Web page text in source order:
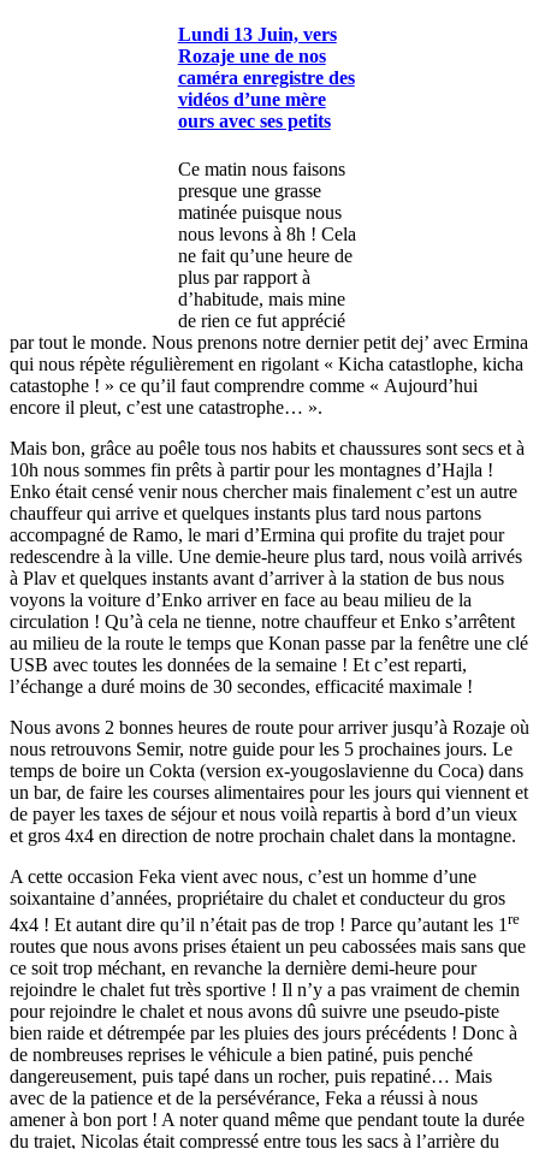
Lundi 13 Juin, vers
Rozaje une de nos
caméra enregistre des
vidéos d’une mère
ours avec ses petits
Ce matin nous faisons
presque une grasse
matinée puisque nous
nous levons à 8h ! Cela
ne fait qu’une heure de
plus par rapport à
d’habitude, mais mine
de rien ce fut apprécié
par tout le monde. Nous prenons notre dernier petit dej’ avec Ermina
qui nous répète régulièrement en rigolant « Kicha catastlophe, kicha
catastophe ! » ce qu’il faut comprendre comme « Aujourd’hui
encore il pleut, c’est une catastrophe… ».
Mais bon, grâce au poêle tous nos habits et chaussures sont secs et à
10h nous sommes fin prêts à partir pour les montagnes d’Hajla !
Enko était censé venir nous chercher mais finalement c’est un autre
chauffeur qui arrive et quelques instants plus tard nous partons
accompagné de Ramo, le mari d’Ermina qui profite du trajet pour
redescendre à la ville. Une demie-heure plus tard, nous voilà arrivés
à Plav et quelques instants avant d’arriver à la station de bus nous
voyons la voiture d’Enko arriver en face au beau milieu de la
circulation ! Qu’à cela ne tienne, notre chauffeur et Enko s’arrêtent
au milieu de la route le temps que Konan passe par la fenêtre une clé
USB avec toutes les données de la semaine ! Et c’est reparti,
l’échange a duré moins de 30 secondes, efficacité maximale !
Nous avons 2 bonnes heures de route pour arriver jusqu’à Rozaje où
nous retrouvons Semir, notre guide pour les 5 prochaines jours. Le
temps de boire un Cokta (version ex-yougoslavienne du Coca) dans
un bar, de faire les courses alimentaires pour les jours qui viennent et
de payer les taxes de séjour et nous voilà repartis à bord d’un vieux
et gros 4x4 en direction de notre prochain chalet dans la montagne.
A cette occasion Feka vient avec nous, c’est un homme d’une
soixantaine d’années, propriétaire du chalet et conducteur du gros
4x4 ! Et autant dire qu’il n’était pas de trop ! Parce qu’autant les 1 re
routes que nous avons prises étaient un peu cabossées mais sans que
ce soit trop méchant, en revanche la dernière demi-heure pour
rejoindre le chalet fut très sportive ! Il n’y a pas vraiment de chemin
pour rejoindre le chalet et nous avons dû suivre une pseudo-piste
bien raide et détrempée par les pluies des jours précédents ! Donc à
de nombreuses reprises le véhicule a bien patiné, puis penché
dangereusement, puis tapé dans un rocher, puis repatiné… Mais
avec de la patience et de la persévérance, Feka a réussi à nous
amener à bon port ! A noter quand même que pendant toute la durée
du trajet, Nicolas était compressé entre tous les sacs à l’arrière du